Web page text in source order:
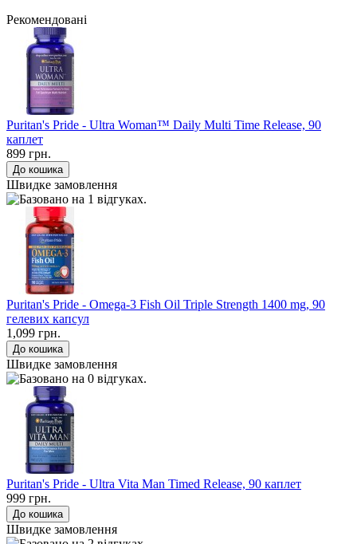
Рекомендовані
Puritan's Pride - Ultra Woman™ Daily Multi Time Release, 90
каплет
899 грн.
Швидке замовлення
Puritan's Pride - Omega-3 Fish Oil Triple Strength 1400 mg, 90
гелевих капсул
1,099 грн.
Швидке замовлення
Puritan's Pride - Ultra Vita Man Timed Release, 90 каплет
999 грн.
Швидке замовлення